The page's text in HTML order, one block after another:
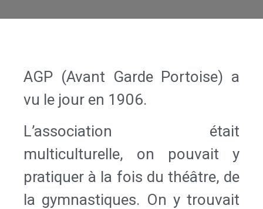
AGP (Avant Garde Portoise) a
vu le jour en 1906.
L’association était
multiculturelle, on pouvait y
pratiquer à la fois du théâtre, de
la gymnastiques. On y trouvait